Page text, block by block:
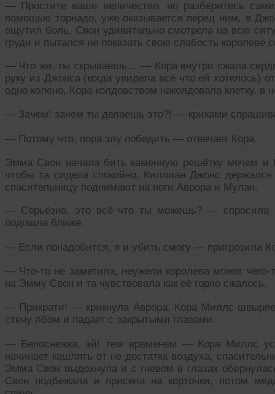
— Простите ваше величество, но разберитесь
помощью торнадо, уже оказывается перед ним, в
ощутил боль, Свон удивительно смотрела на всю
груди и пытался не показать свою слабость королеве
— Что же, ты скрываешь… — Кора внутри сжала
руку из Джонса (когда увидела всё что ей хотелось)
одно колено, Кора колдовством наколдовала клетку,
— Зачем! зачем ты делаешь это?! — криками
— Потому что, пора злу победить — отвечает Кора.
Эмма Свон начала бить каменную решётку мечем
чтобы та сидела спокойно, Киллиан Джонс
спасительницу поднимают на ноги Аврора и Мулан.
— Серьёзно, это всё что ты можешь? — спросила
подошла ближе.
— Если понадобится, я и убить смогу — пригрозила
— Что-то не заметила, неужели королева может
на Эмму Свон и та чувствовала как её горло сжалось.
— Прикрати! — крикнула Аврора. Кора Миллс
стену лбом и падает с закрытыми глазами.
— Белоснежка, эй! тем временем — Кора Миллс
начинает кашлять от не достатка воздуха,
Эмма Свон выдохнула и с гневом в глазах
Свон подбежала и присела на корточки, потом